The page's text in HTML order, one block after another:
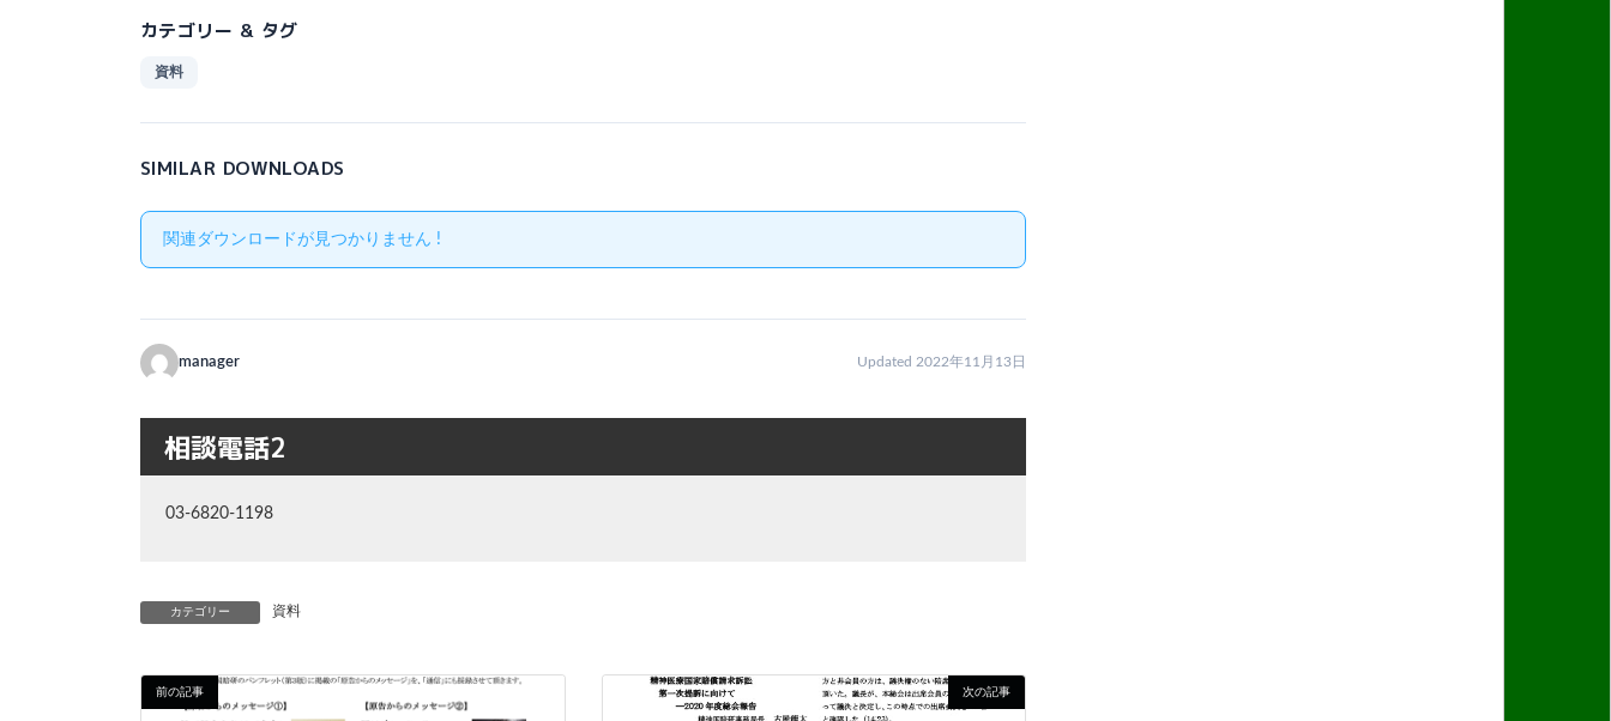
カテゴリー & タグ
資料
SIMILAR DOWNLOADS
関連ダウンロードが見つかりません !
manager Updated 2022年11月13日
相談電話2
03-6820-1198
カテゴリー 資料
前の記事 次の記事